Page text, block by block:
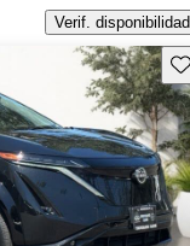
Verif. disponibilidad